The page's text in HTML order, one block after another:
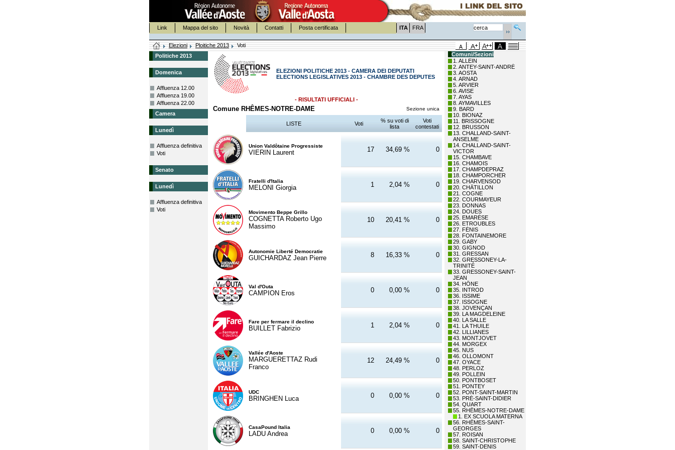
Link Mappa del sito Novità Contatti Posta certificata ITA FRA
Elezioni Ploitiche 2013
Voti
Politiche 2013
Domenica
Affluenza 12.00
Affluenza 19.00
Affluenza 22.00
Camera
Lunedì
Affluenza definitiva
Voti
Senato
Lunedì
Affluenza definitiva
Voti
ELEZIONI POLITICHE 2013 - CAMERA DEI DEPUTATI
ELECTIONS LEGISLATIVES 2013 - CHAMBRE DES DEPUTES
- RISULTATI UFFICIALI -
Comune RHÊMES-NOTRE-DAME Sezione unica
LISTE Voti
% su voti di
lista
Voti
contestati
Union Valdôtaine Progressiste
VIERIN Laurent 17 34,69 % 0
Fratelli d'Italia
MELONI Giorgia 1 2,04 % 0
Movimento Beppe Grillo
COGNETTA Roberto Ugo
Massimo
10 20,41 % 0
Autonomie Liberté Democratie
GUICHARDAZ Jean Pierre 8 16,33 % 0
Val d'Outa
CAMPION Eros 0 0,00 % 0
Fare per fermare il declino
BUILLET Fabrizio 1 2,04 % 0
Vallée d'Aoste
MARGUERETTAZ Rudi
Franco
12 24,49 % 0
UDC
BRINGHEN Luca 0 0,00 % 0
CasaPound Italia
LADU Andrea 0 0,00 % 0
Comuni/Sezioni
1. ALLEIN
2. ANTEY-SAINT-ANDRÉ
3. AOSTA
4. ARNAD
5. ARVIER
6. AVISE
7. AYAS
8. AYMAVILLES
9. BARD
10. BIONAZ
11. BRISSOGNE
12. BRUSSON
13. CHALLAND-SAINT-
ANSELME
14. CHALLAND-SAINT-
VICTOR
15. CHAMBAVE
16. CHAMOIS
17. CHAMPDEPRAZ
18. CHAMPORCHER
19. CHARVENSOD
20. CHÂTILLON
21. COGNE
22. COURMAYEUR
23. DONNAS
24. DOUES
25. EMARÈSE
26. ETROUBLES
27. FÉNIS
28. FONTAINEMORE
29. GABY
30. GIGNOD
31. GRESSAN
32. GRESSONEY-LA-
TRINITÉ
33. GRESSONEY-SAINT-
JEAN
34. HÔNE
35. INTROD
36. ISSIME
37. ISSOGNE
38. JOVENÇAN
39. LA MAGDELEINE
40. LA SALLE
41. LA THUILE
42. LILLIANES
43. MONTJOVET
44. MORGEX
45. NUS
46. OLLOMONT
47. OYACE
48. PERLOZ
49. POLLEIN
50. PONTBOSET
51. PONTEY
52. PONT-SAINT-MARTIN
53. PRÉ-SAINT-DIDIER
54. QUART
55. RHÊMES-NOTRE-DAME
1. EX SCUOLA MATERNA
56. RHÊMES-SAINT-
GEORGES
57. ROISAN
58. SAINT-CHRISTOPHE
59. SAINT-DENIS